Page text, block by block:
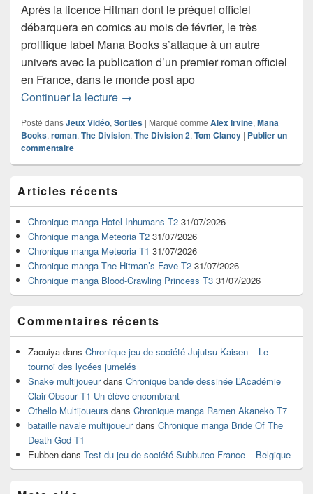
Après la licence Hitman dont le préquel officiel
débarquera en comics au mois de février, le très
prolifique label Mana Books s’attaque à un autre
univers avec la publication d’un premier roman officiel
en France, dans le monde post apo
Continuer la lecture Sortie du premier roman officiel Tom
→
Posté dansJeux Vidéo, Sorties | Marqué comme Alex Irvine, Mana
Books, roman, The Division, The Division 2, Tom Clancy | Publier un
commentaire
principale
de
widget
pour
barre
latérale
Articles récents
Chronique manga Hotel Inhumans T2 31/07/2026
Chronique manga Meteoria T2 31/07/2026
Chronique manga Meteoria T1 31/07/2026
Chronique manga The Hitman’s Fave T2 31/07/2026
Chronique manga Blood-Crawling Princess T3 31/07/2026
Commentaires récents
Zaouiya dans Chronique jeu de société Jujutsu Kaisen – Le
tournoi des lycées jumelés
Snake multijoueurdans Chronique bande dessinée L’Académie
Clair-Obscur T1 Un élève encombrant
Othello Multijoueurs dans Chronique manga Ramen Akaneko T7
bataille navale multijoueurdans Chronique manga Bride Of The
Death God T1
Eubben dans Test du jeu de société Subbuteo France – Belgique